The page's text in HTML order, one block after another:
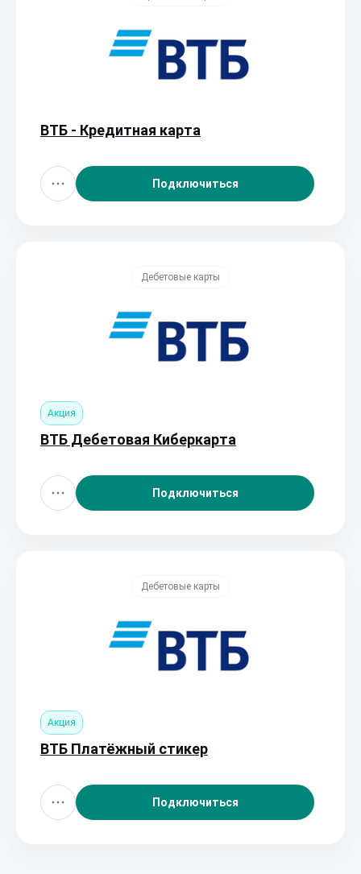
ВТБ - Кредитная карта
Подключиться
Дебетовые карты
Акция
ВТБ Дебетовая Киберкарта
Подключиться
Дебетовые карты
Акция
ВТБ Платёжный стикер
Подключиться